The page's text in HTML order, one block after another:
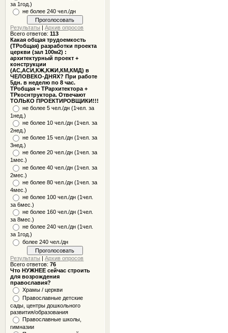
за 1год.)
не более 240 чел./дн
Результаты |Архив опросов
Всего ответов:113
Какая общая трудоемкость
(ТРобщая) разработки проекта
церкви (зал 100м2) :
архитектурный проект +
конструкции
(АС,АСИ,КЖ,КЖИ,КМ,КМД) в
ЧЕЛОВЕКО-ДНЯХ? При работе
5дн. в неделю по 8 час.
ТРобщая = ТРархитектора +
ТРкоснтруктора. Отвечают
ТОЛЬКО ПРОЕКТИРОВЩИКИ!!!
не более 5 чел./дн (1чел. за
1нед.)
не более 10 чел./дн (1чел. за
2нед.)
не более 15 чел./дн (1чел. за
3нед.)
не более 20 чел./дн (1чел. за
1мес.)
не более 40 чел./дн (1чел. за
2мес.)
не более 80 чел./дн (1чел. за
4мес.)
не более 100 чел./дн (1чел.
за 6мес.)
не более 160 чел./дн (1чел.
за 8мес.)
не более 240 чел./дн (1чел.
за 1год.)
более 240 чел./дн
Результаты |Архив опросов
Всего ответов:76
Что НУЖНЕЕ сейчас строить
для возрождения
православия?
Храмы / церкви
Православные детские
сады, центры дошкольного
развития/образования
Православные школы,
гимназии